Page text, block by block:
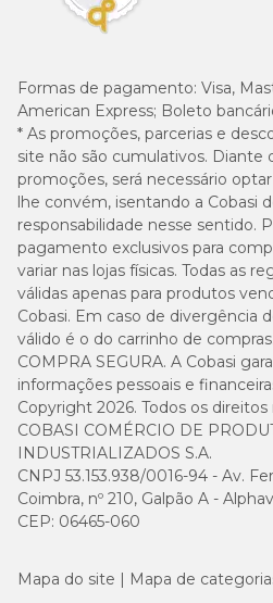
Formas de pagamento: Visa,
American Express; Boleto
* As promoções, parcerias e
site não são cumulativos. Diante
promoções, será necessário
lhe convém, isentando a Cobasi
responsabilidade nesse sentido.
pagamento exclusivos para
variar nas lojas físicas. Todas as
válidas apenas para produtos
Cobasi. Em caso de divergência
válido é o do carrinho de compras.
COMPRA SEGURA. A Cobasi
informações pessoais e
Copyright 2026. Todos os direitos
COBASI COMÉRCIO DE
INDUSTRIALIZADOS S.A.
CNPJ 53.153.938/0016-94 - Av.
Coimbra, nº 210, Galpão A -
CEP: 06465-060
Mapa do site Mapa de